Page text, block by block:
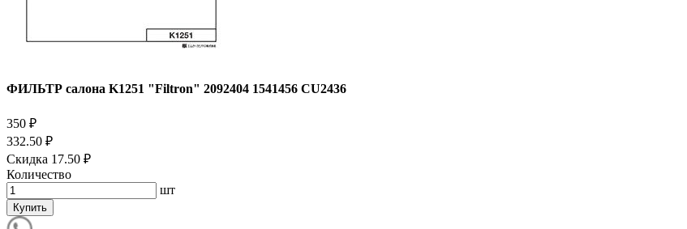
ФИЛЬТР салона K1251 "Filtron" 2092404 1541456 CU2436
350 ₽
332.50 ₽
Скидка 17.50 ₽
Количество
шт
Купить